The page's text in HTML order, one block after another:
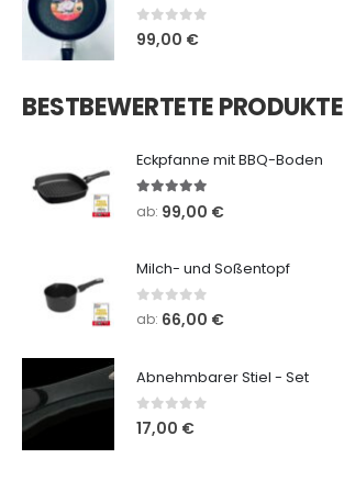
0 out of 5
99,00 €
BESTBEWERTETE PRODUKTE
Eckpfanne mit BBQ-Boden
5.00 out of 5
ab: 99,00 €
Milch- und Soßentopf
out of 5
ab: 66,00 €
Abnehmbarer Stiel - Set
0out of 5
17,00 €